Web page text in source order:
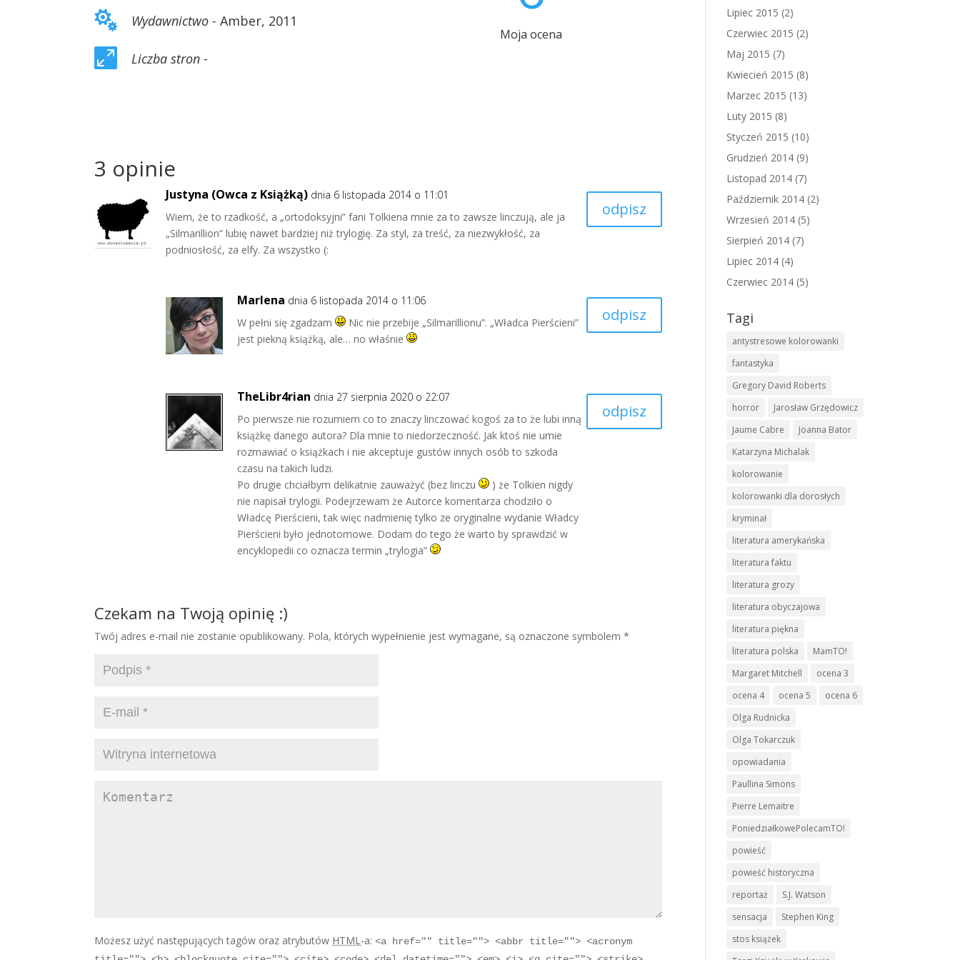
 Wydawnictwo - Amber, 2011
 Liczba stron -
Moja ocena
3 opinie
Justyna (Owca z Książką) dnia 6 listopada 2014 o 11:01
Wiem, że to rzadkość, a „ortodoksyjni” fani Tolkiena mnie za to zawsze linczują, ale ja
„Silmarillion” lubię nawet bardziej niż trylogię. Za styl, za treść, za niezwykłość, za
podniosłość, za elfy. Za wszystko (:
odpisz
Marlena dnia 6 listopada 2014 o 11:06
W pełni się zgadzam
Nic nie przebije „Silmarillionu”. „Władca Pierścieni”
jest piekną książką, ale… no właśnie
odpisz
TheLibr4rian dnia 27 sierpnia 2020 o 22:07
Po pierwsze nie rozumiem co to znaczy linczować kogoś za to że lubi inną
książkę danego autora? Dla mnie to niedorzeczność. Jak ktoś nie umie
rozmawiać o książkach i nie akceptuje gustów innych osób to szkoda
czasu na takich ludzi.
Po drugie chciałbym delikatnie zauważyć (bez linczu
) że Tolkien nigdy
nie napisał trylogii. Podejrzewam że Autorce komentarza chodziło o
Władcę Pierścieni, tak więc nadmienię tylko ze oryginalne wydanie Władcy
Pierścieni było jednotomowe. Dodam do tego że warto by sprawdzić w
encyklopedii co oznacza termin „trylogia”
odpisz
Czekam na Twoją opinię :)
Twój adres e-mail nie zostanie opublikowany. Pola, których wypełnienie jest wymagane, są oznaczone symbolem *
Możesz użyć następujących tagów oraz atrybutów HTML -a: <a href="" title=""> <abbr title=""> <acronym
Lipiec 2015 (2)
Czerwiec 2015 (2)
Maj 2015 (7)
Kwiecień 2015 (8)
Marzec 2015 (13)
Luty 2015 (8)
Styczeń 2015 (10)
Grudzień 2014 (9)
Listopad 2014 (7)
Październik 2014 (2)
Wrzesień 2014 (5)
Sierpień 2014 (7)
Lipiec 2014 (4)
Czerwiec 2014 (5)
Tagi
antystresowe kolorowanki
fantastyka
Gregory David Roberts
horror
Jarosław Grzędowicz
Jaume Cabre
Joanna Bator
Katarzyna Michalak
kolorowanie
kolorowanki dla dorosłych
kryminał
literatura amerykańska
literatura faktu
literatura grozy
literatura obyczajowa
literatura piękna
literatura polska
MamTO!
Margaret Mitchell
ocena 3
ocena 4
ocena 5
ocena 6
Olga Rudnicka
Olga Tokarczuk
opowiadania
Paullina Simons
Pierre Lemaitre
PoniedziałkowePolecamTO!
powieść
powieść historyczna
reportaż
S.J. Watson
sensacja
Stephen King
stos książek